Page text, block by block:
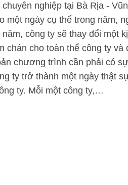
nghiệp tại Bà Rịa -
một ngày cụ thể trong năm,
công ty sẽ thay đổi một
chán cho toàn thể công ty và
chương trình cần phải có
ty trở thành một ngày thật
ty. Mỗi một công ty,…